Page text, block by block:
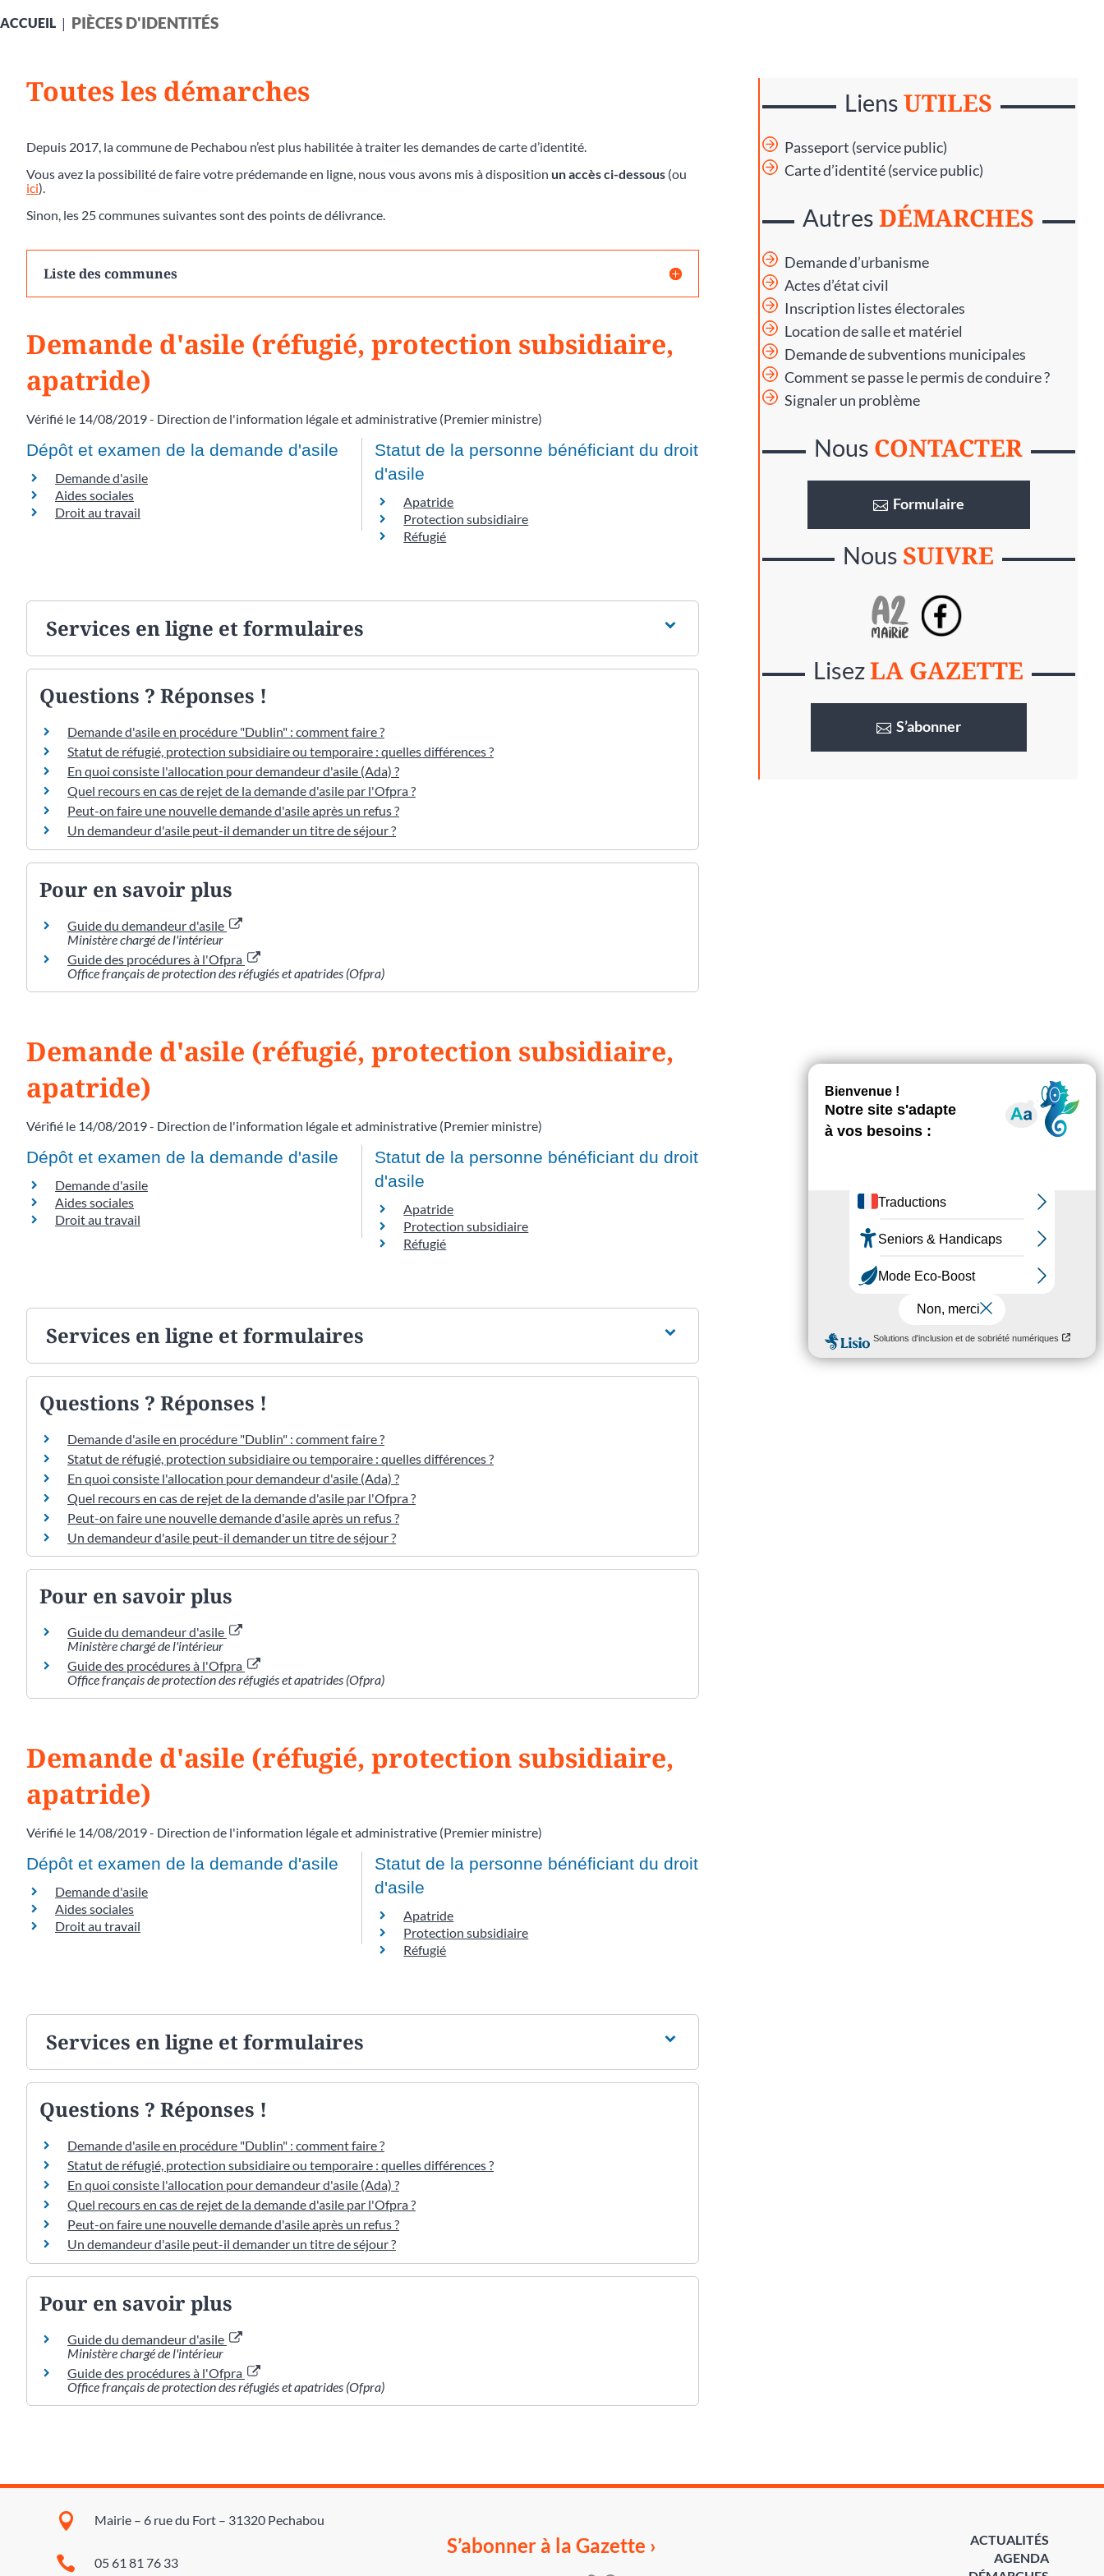
ACCUEIL PIÈCES D'IDENTITÉS
Toutes les démarches
Depuis 2017, la commune de Pechabou n’est plus habilitée à traiter les demandes de carte d’identité.
Vous avez la possibilité de faire votre prédemande en ligne, nous vous avons mis à disposition un accès ci-dessous (ou
ici).
Sinon, les 25 communes suivantes sont des points de délivrance.
Liste des communes
Demande d'asile (réfugié, protection subsidiaire,
apatride)
Vérifié le 14/08/2019 - Direction de l'information légale et administrative (Premier ministre)
Dépôt et examen de la demande d'asile
Demande d'asile
Aides sociales
Droit au travail
Statut de la personne bénéficiant du droit
d'asile
Apatride
Protection subsidiaire
Réfugié
Services en ligne et formulaires
Questions ? Réponses !
Demande d'asile en procédure "Dublin" : comment faire ?
Statut de réfugié, protection subsidiaire ou temporaire : quelles différences ?
En quoi consiste l'allocation pour demandeur d'asile (Ada) ?
Quel recours en cas de rejet de la demande d'asile par l'Ofpra ?
Peut-on faire une nouvelle demande d'asile après un refus ?
Un demandeur d'asile peut-il demander un titre de séjour ?
Pour en savoir plus
Guide du demandeur d'asile
Ministère chargé de l'intérieur
Guide des procédures à l'Ofpra
Office français de protection des réfugiés et apatrides (Ofpra)
Demande d'asile (réfugié, protection subsidiaire,
apatride)
Vérifié le 14/08/2019 - Direction de l'information légale et administrative (Premier ministre)
Dépôt et examen de la demande d'asile
Demande d'asile
Aides sociales
Droit au travail
Statut de la personne bénéficiant du droit
d'asile
Apatride
Protection subsidiaire
Réfugié
Services en ligne et formulaires
Questions ? Réponses !
Demande d'asile en procédure "Dublin" : comment faire ?
Statut de réfugié, protection subsidiaire ou temporaire : quelles différences ?
En quoi consiste l'allocation pour demandeur d'asile (Ada) ?
Quel recours en cas de rejet de la demande d'asile par l'Ofpra ?
Peut-on faire une nouvelle demande d'asile après un refus ?
Un demandeur d'asile peut-il demander un titre de séjour ?
Pour en savoir plus
Guide du demandeur d'asile
Ministère chargé de l'intérieur
Guide des procédures à l'Ofpra
Office français de protection des réfugiés et apatrides (Ofpra)
Demande d'asile (réfugié, protection subsidiaire,
apatride)
Vérifié le 14/08/2019 - Direction de l'information légale et administrative (Premier ministre)
Dépôt et examen de la demande d'asile
Demande d'asile
Aides sociales
Droit au travail
Statut de la personne bénéficiant du droit
d'asile
Apatride
Protection subsidiaire
Réfugié
Services en ligne et formulaires
Questions ? Réponses !
Demande d'asile en procédure "Dublin" : comment faire ?
Statut de réfugié, protection subsidiaire ou temporaire : quelles différences ?
En quoi consiste l'allocation pour demandeur d'asile (Ada) ?
Quel recours en cas de rejet de la demande d'asile par l'Ofpra ?
Peut-on faire une nouvelle demande d'asile après un refus ?
Un demandeur d'asile peut-il demander un titre de séjour ?
Pour en savoir plus
Guide du demandeur d'asile
Ministère chargé de l'intérieur
Guide des procédures à l'Ofpra
Office français de protection des réfugiés et apatrides (Ofpra)
LiensUTILES
Passeport (service public)
Carte d’identité (service public)
AutresDÉMARCHES
Demande d’urbanisme
Actes d’état civil
Inscription listes électorales
Location de salle et matériel
Demande de subventions municipales
Comment se passe le permis de conduire ?
Signaler un problème
Nous CONTACTER
Formulaire
Nous SUIVRE
LisezLA GAZETTE
S’abonner
 Mairie – 6 rue du Fort – 31320 Pechabou
 05 61 81 76 33
S’abonner à la Gazette ›
ACTUALITÉS
AGENDA